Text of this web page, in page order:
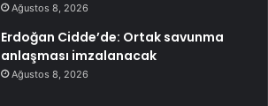
Ağustos 8, 2026
Erdoğan Cidde’de: Ortak savunma
anlaşması imzalanacak
Ağustos 8, 2026